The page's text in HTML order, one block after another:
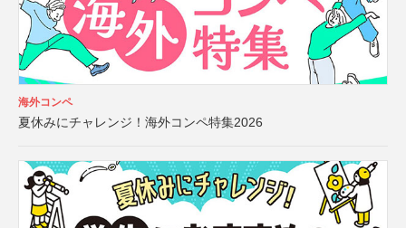
海外コンペ
夏休みにチャレンジ！海外コンペ特集2026